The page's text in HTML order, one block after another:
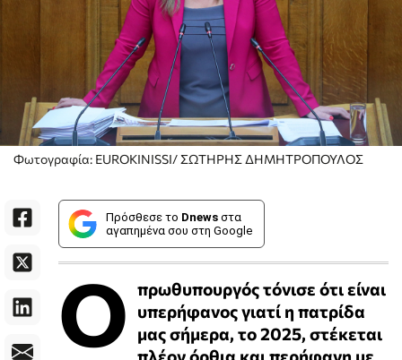
Φωτογραφία: EUROKINISSI/ ΣΩΤΗΡΗΣ ΔΗΜΗΤΡΟΠΟΥΛΟΣ
Πρόσθεσε το Dnews στα
αγαπημένα σου στη Google
Ο πρωθυπουργός τόνισε ότι είναι
υπερήφανος γιατί η πατρίδα
μας σήμερα, το 2025, στέκεται
πλέον όρθια και περήφανη με